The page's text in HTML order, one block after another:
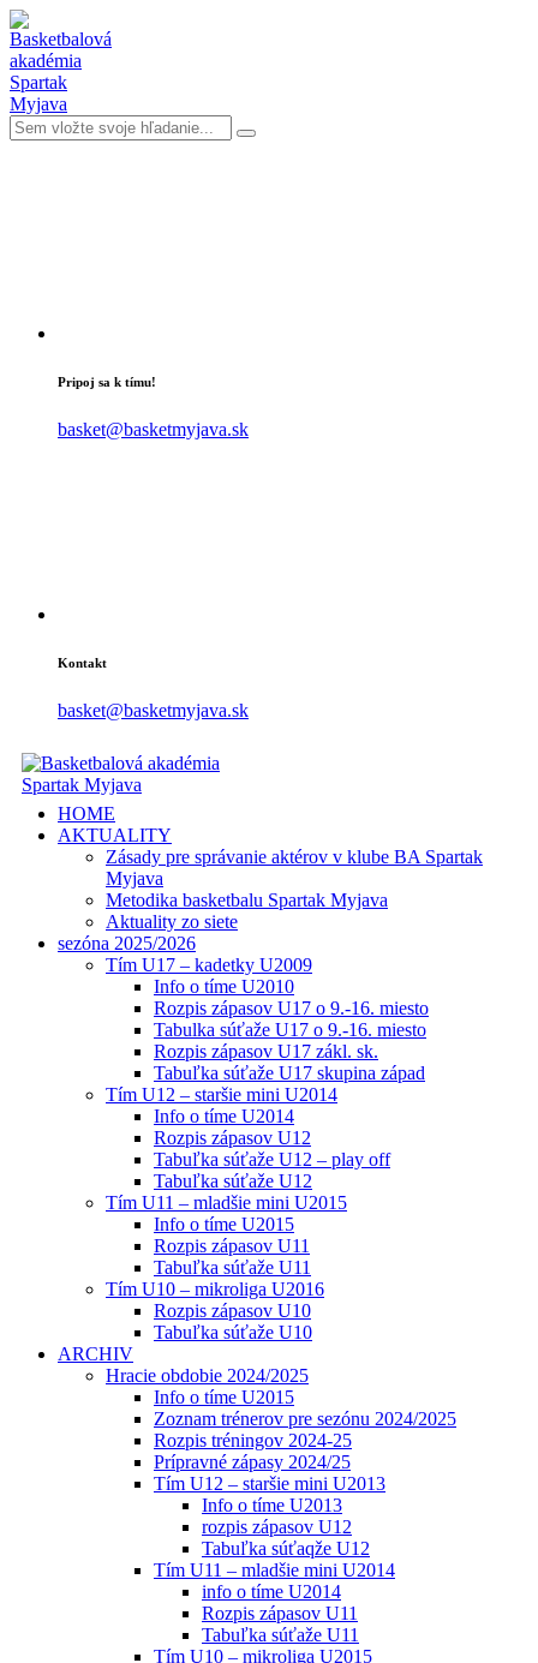
Pripoj sa k tímu!
basket@basketmyjava.sk
Kontakt
basket@basketmyjava.sk
HOME
AKTUALITY
Zásady pre správanie aktérov v klube BA Spartak
Myjava
Metodika basketbalu Spartak Myjava
Aktuality zo siete
sezóna 2025/2026
Tím U17 – kadetky U2009
Info o tíme U2010
Rozpis zápasov U17 o 9.-16. miesto
Tabulka súťaže U17 o 9.-16. miesto
Rozpis zápasov U17 zákl. sk.
Tabuľka súťaže U17 skupina západ
Tím U12 – staršie mini U2014
Info o tíme U2014
Rozpis zápasov U12
Tabuľka súťaže U12 – play off
Tabuľka súťaže U12
Tím U11 – mladšie mini U2015
Info o tíme U2015
Rozpis zápasov U11
Tabuľka súťaže U11
Tím U10 – mikroliga U2016
Rozpis zápasov U10
Tabuľka súťaže U10
ARCHIV
Hracie obdobie 2024/2025
Info o tíme U2015
Zoznam trénerov pre sezónu 2024/2025
Rozpis tréningov 2024-25
Prípravné zápasy 2024/25
Tím U12 – staršie mini U2013
Info o tíme U2013
rozpis zápasov U12
Tabuľka súťaqže U12
Tím U11 – mladšie mini U2014
info o tíme U2014
Rozpis zápasov U11
Tabuľka súťaže U11
Tím U10 – mikroliga U2015